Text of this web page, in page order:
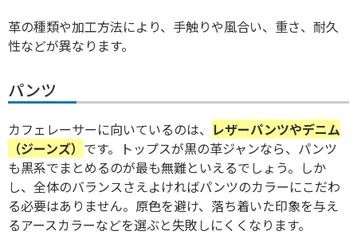
革の種類や加工方法により、手触りや風合い、重さ、耐久
性などが異なります。
パンツ
カフェレーサーに向いているのは、 レザーパンツやデニム
（ジーンズ） です。トップスが黒の革ジャンなら、パンツ
も黒系でまとめるのが最も無難といえるでしょう。しか
し、全体のバランスさえよければパンツのカラーにこだわ
る必要はありません。原色を避け、落ち着いた印象を与え
るアースカラーなどを選ぶと失敗しにくくなります。